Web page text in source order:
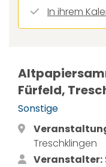
In ihrem
Fürfeld,
Sonstige
Treschklingen
Veranstalter: